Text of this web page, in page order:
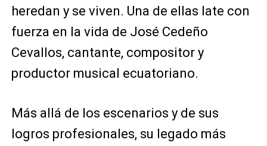
heredan y se viven. Una de ellas late con
fuerza en la vida de José Cedeño
Cevallos, cantante, compositor y
productor musical ecuatoriano.
Más allá de los escenarios y de sus
logros profesionales, su legado más